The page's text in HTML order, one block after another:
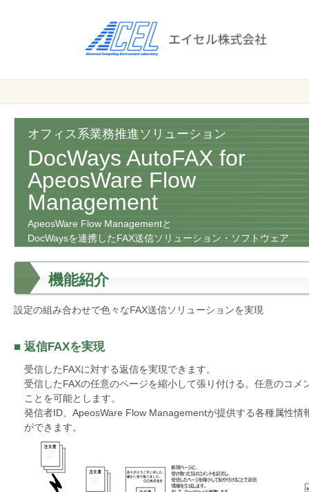
株式会社
ス
効
率
化
と
コ
ス
削
援
オフィス系業務推進ソリューション
DocWays AutoFAX for
ApeosWare Flow
Management
ApeosWare Flow Managementと
DocWaysを連携したFAX送信ソリューション・ソフトウェア
機能紹介
設定の組み合わせで色々なFAX送信ソリューションを実現
■ 返信FAXを実現
受信したFAXに対する返信を実現できます。
受信したFAXの任意のページを縮小して張り付ける。任意のコメ
ことを可能とします。
発信者ID、ApeosWare Flow Managementが提供する各種属性情
ができます。
セ
株
式
会
社